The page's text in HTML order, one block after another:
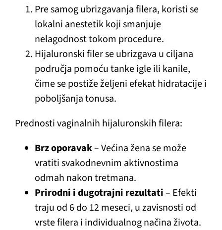
Pre samog ubrizgavanja filera, koristi se
lokalni anestetik koji smanjuje
nelagodnost tokom procedure.
Hijaluronski filer se ubrizgava u ciljana
područja pomoću tanke igle ili kanile,
čime se postiže željeni efekat hidratacije i
poboljšanja tonusa.
Prednosti vaginalnih hijaluronskih filera:
Brz oporavak– Većina žena se može
vratiti svakodnevnim aktivnostima
odmah nakon tretmana.
Prirodni i dugotrajni rezultati– Efekti
traju od 6 do 12 meseci, u zavisnosti od
vrste filera i individualnog načina života.